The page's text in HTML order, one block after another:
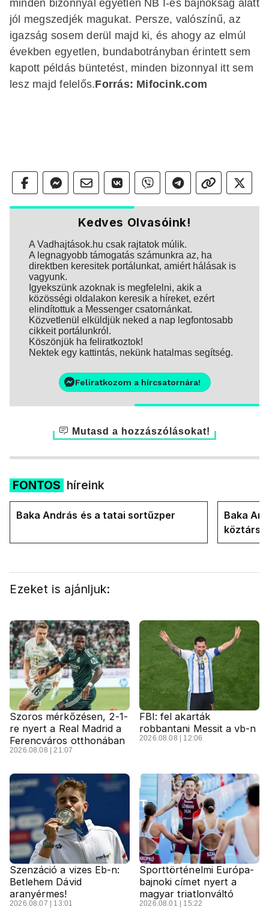
minden bizonnyal egyetlen NB I-es bajnokság alatt
jól megszedjék magukat. Persze, valószínű, az
igazság sosem derül majd ki, és ahogy az elmúl
években egyetlen, bundabotrányban érintett sem
kapott példás büntetést, minden bizonnyal itt sem
lesz majd felelős.Forrás: Mifocink.com
Kedves Olvasóink!
A Vadhajtások.hu csak rajtatok múlik.
A legnagyobb támogatás számunkra az, ha
direktben keresitek portálunkat, amiért hálásak is
vagyunk.
Igyekszünk azoknak is megfelelni, akik a
közösségi oldalakon keresik a híreket, ezért
elindítottuk a Messenger csatornánkat.
Közvetlenül elküldjük neked a nap legfontosabb
cikkeit portálunkról.
Köszönjük ha feliratkoztok!
Nektek egy kattintás, nekünk hatalmas segítség.
Feliratkozom a hírcsatornára!
Mutasd a hozzászólásokat!
FONTOS híreink
Baka András és a tatai sortűzper
Baka
Ezeket is ajánljuk:
Szoros mérkőzésen, 2-1-
re nyert a Real Madrid a
Ferencváros otthonában
2026.08.08 | 21:07
FBI: fel akarták
robbantani Messit a vb-n
2026.08.08 | 12:06
Szenzáció a vizes Eb-n:
Betlehem Dávid
aranyérmes!
2026.08.07 | 13:01
Sporttörténelmi Európa-
bajnoki címet nyert a
magyar triatlonváltó
2026.08.01 | 15:22